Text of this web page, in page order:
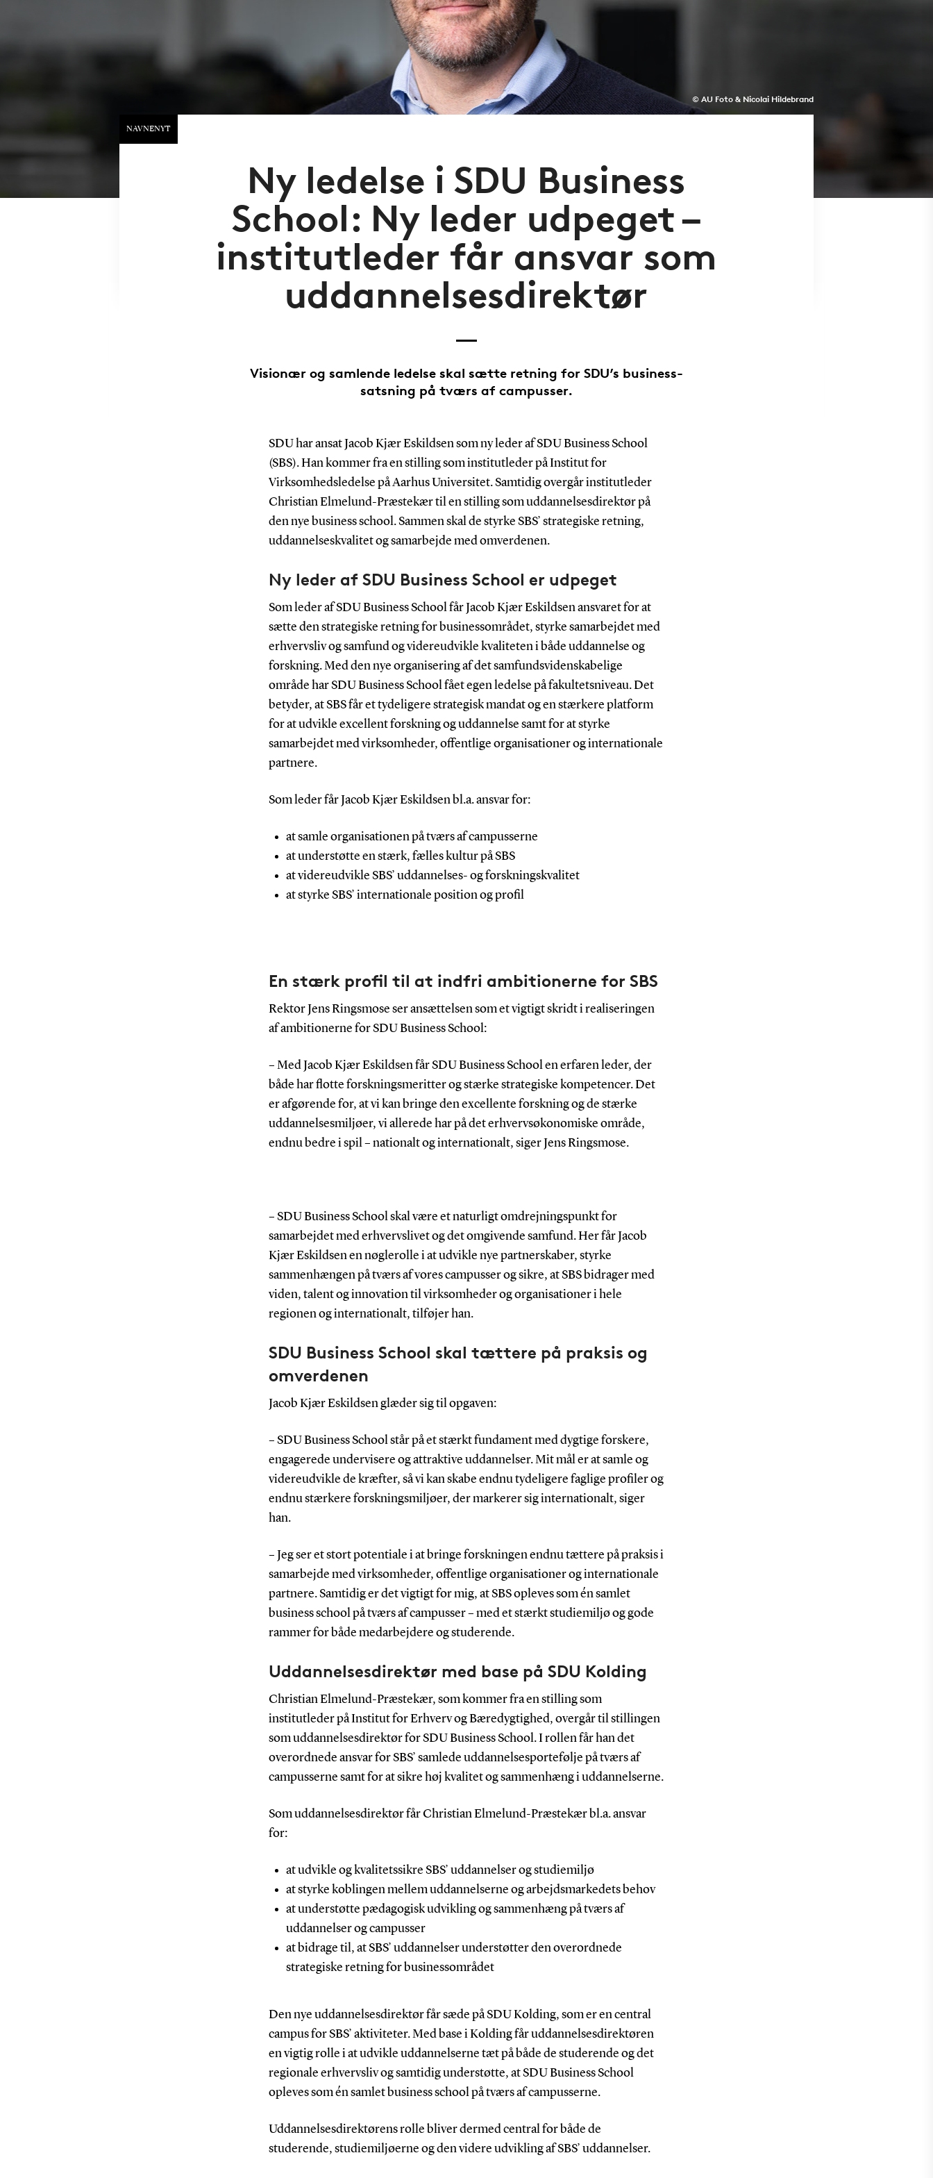
NAVNENYT
© AU Foto & Nicolai Hildebrand
Ny ledelse i SDU Business
School: Ny leder udpeget –
institutleder får ansvar som
uddannelsesdirektør
Visionær og samlende ledelse skal sætte retning for SDU’s business-
satsning på tværs af campusser.
SDU har ansat Jacob Kjær Eskildsen som ny leder af SDU Business School
(SBS). Han kommer fra en stilling som institutleder på Institut for
Virksomhedsledelse på Aarhus Universitet. Samtidig overgår institutleder
Christian Elmelund-Præstekær til en stilling som uddannelsesdirektør på
den nye business school. Sammen skal de styrke SBS’ strategiske retning,
uddannelseskvalitet og samarbejde med omverdenen.
Ny leder af SDU Business School er udpeget
Som leder af SDU Business School får Jacob Kjær Eskildsen ansvaret for at
sætte den strategiske retning for businessområdet, styrke samarbejdet med
erhvervsliv og samfund og videreudvikle kvaliteten i både uddannelse og
forskning. Med den nye organisering af det samfundsvidenskabelige
område har SDU Business School fået egen ledelse på fakultetsniveau. Det
betyder, at SBS får et tydeligere strategisk mandat og en stærkere platform
for at udvikle excellent forskning og uddannelse samt for at styrke
samarbejdet med virksomheder, offentlige organisationer og internationale
partnere.
Som leder får Jacob Kjær Eskildsen bl.a. ansvar for:
at samle organisationen på tværs af campusserne
at understøtte en stærk, fælles kultur på SBS
at videreudvikle SBS’ uddannelses- og forskningskvalitet
at styrke SBS’ internationale position og profil
En stærk profil til at indfri ambitionerne for SBS
Rektor Jens Ringsmose ser ansættelsen som et vigtigt skridt i realiseringen
af ambitionerne for SDU Business School:
– Med Jacob Kjær Eskildsen får SDU Business School en erfaren leder, der
både har flotte forskningsmeritter og stærke strategiske kompetencer. Det
er afgørende for, at vi kan bringe den excellente forskning og de stærke
uddannelsesmiljøer, vi allerede har på det erhvervsøkonomiske område,
endnu bedre i spil – nationalt og internationalt, siger Jens Ringsmose.
– SDU Business School skal være et naturligt omdrejningspunkt for
samarbejdet med erhvervslivet og det omgivende samfund. Her får Jacob
Kjær Eskildsen en nøglerolle i at udvikle nye partnerskaber, styrke
sammenhængen på tværs af vores campusser og sikre, at SBS bidrager med
viden, talent og innovation til virksomheder og organisationer i hele
regionen og internationalt, tilføjer han.
SDU Business School skal tættere på praksis og
omverdenen
Jacob Kjær Eskildsen glæder sig til opgaven:
– SDU Business School står på et stærkt fundament med dygtige forskere,
engagerede undervisere og attraktive uddannelser. Mit mål er at samle og
videreudvikle de kræfter, så vi kan skabe endnu tydeligere faglige profiler og
endnu stærkere forskningsmiljøer, der markerer sig internationalt, siger
han.
– Jeg ser et stort potentiale i at bringe forskningen endnu tættere på praksis i
samarbejde med virksomheder, offentlige organisationer og internationale
partnere. Samtidig er det vigtigt for mig, at SBS opleves som én samlet
business school på tværs af campusser – med et stærkt studiemiljø og gode
rammer for både medarbejdere og studerende.
Uddannelsesdirektør med base på SDU Kolding
Christian Elmelund-Præstekær, som kommer fra en stilling som
institutleder på Institut for Erhverv og Bæredygtighed, overgår til stillingen
som uddannelsesdirektør for SDU Business School. I rollen får han det
overordnede ansvar for SBS’ samlede uddannelsesportefølje på tværs af
campusserne samt for at sikre høj kvalitet og sammenhæng i uddannelserne.
Som uddannelsesdirektør får Christian Elmelund-Præstekær bl.a. ansvar
for:
at udvikle og kvalitetssikre SBS’ uddannelser og studiemiljø
at styrke koblingen mellem uddannelserne og arbejdsmarkedets behov
at understøtte pædagogisk udvikling og sammenhæng på tværs af
uddannelser og campusser
at bidrage til, at SBS’ uddannelser understøtter den overordnede
strategiske retning for businessområdet
Den nye uddannelsesdirektør får sæde på SDU Kolding, som er en central
campus for SBS’ aktiviteter. Med base i Kolding får uddannelsesdirektøren
en vigtig rolle i at udvikle uddannelserne tæt på både de studerende og det
regionale erhvervsliv og samtidig understøtte, at SDU Business School
opleves som én samlet business school på tværs af campusserne.
Uddannelsesdirektørens rolle bliver dermed central for både de
studerende, studiemiljøerne og den videre udvikling af SBS’ uddannelser.